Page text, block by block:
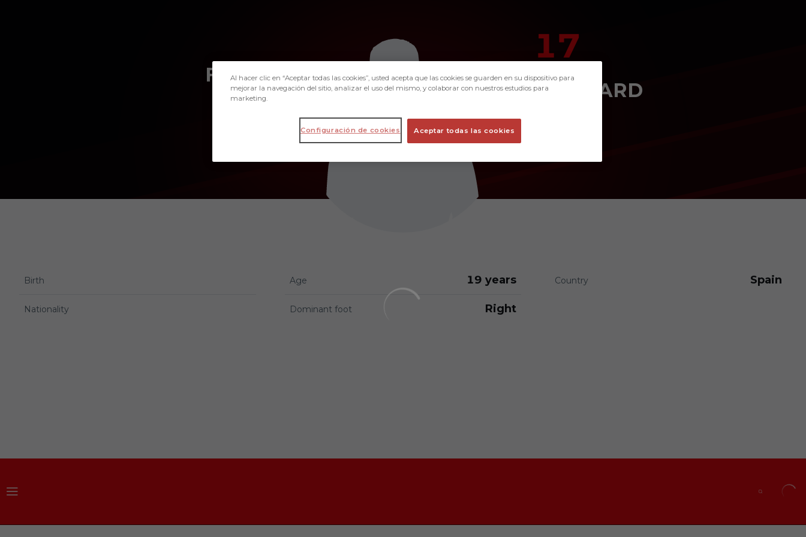
FRAN
17
FORWARD
Birth Age 19 years Country Spain
Nationality Dominant foot Right
Al hacer clic en “Aceptar todas las cookies”, usted acepta que las cookies se guarden en su dispositivo para
mejorar la navegación del sitio, analizar el uso del mismo, y colaborar con nuestros estudios para
marketing.
Aceptar todas las cookies
Configuración de cookies